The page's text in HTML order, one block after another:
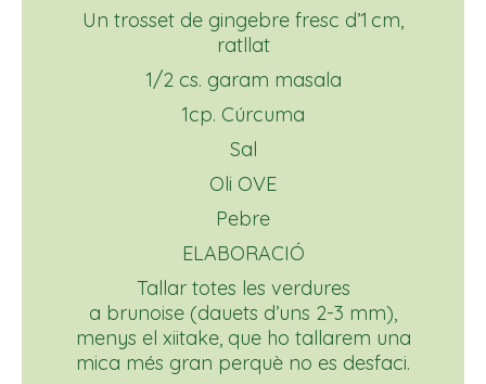
Un trosset de gingebre fresc d’1 cm,
ratllat
1/2 cs. garam masala
1cp. Cúrcuma
Sal
Oli OVE
Pebre
ELABORACIÓ
Tallar totes les verdures
a brunoise (dauets d’uns 2-3 mm),
menys el xiitake, que ho tallarem una
mica més gran perquè no es desfaci.